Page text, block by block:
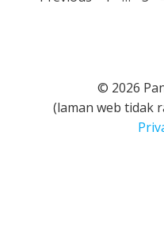
© 2026
(laman web tidak